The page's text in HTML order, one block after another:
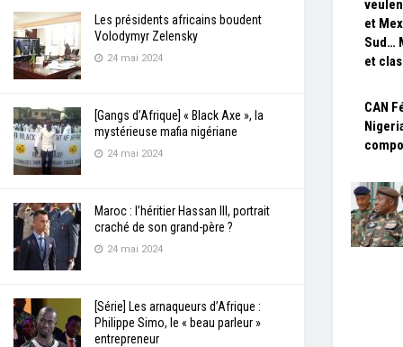
Les présidents africains boudent
Volodymyr Zelensky
24 mai 2024
[Gangs d’Afrique] « Black Axe », la
mystérieuse mafia nigériane
24 mai 2024
Maroc : l’héritier Hassan III, portrait
craché de son grand-père ?
24 mai 2024
[Série] Les arnaqueurs d’Afrique :
Philippe Simo, le « beau parleur »
entrepreneur
et
Sud…
et
CAN